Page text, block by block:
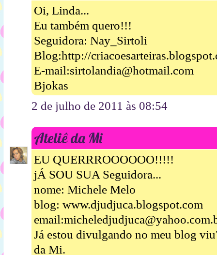
Oi, Linda...
Eu também quero!!!
Seguidora: Nay_Sirtoli
Blog:http://
E-mail:sirtolandia@hotmail.com
Bjokas
2 de julho de 2011 às 08:54
Ateliê da Mi
EU QUERRROOOOOO!!!!!
jÁ SOU SUA Seguidora...
nome: Michele Melo
blog: www.djudjuca.blogspot.com
Já estou divulgando no meu blog
da Mi.